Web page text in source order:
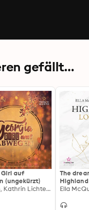
gefällt...
auf
(ungekürzt)
Liv Keen, Kathrin Lichters
The
Band 1
Ella